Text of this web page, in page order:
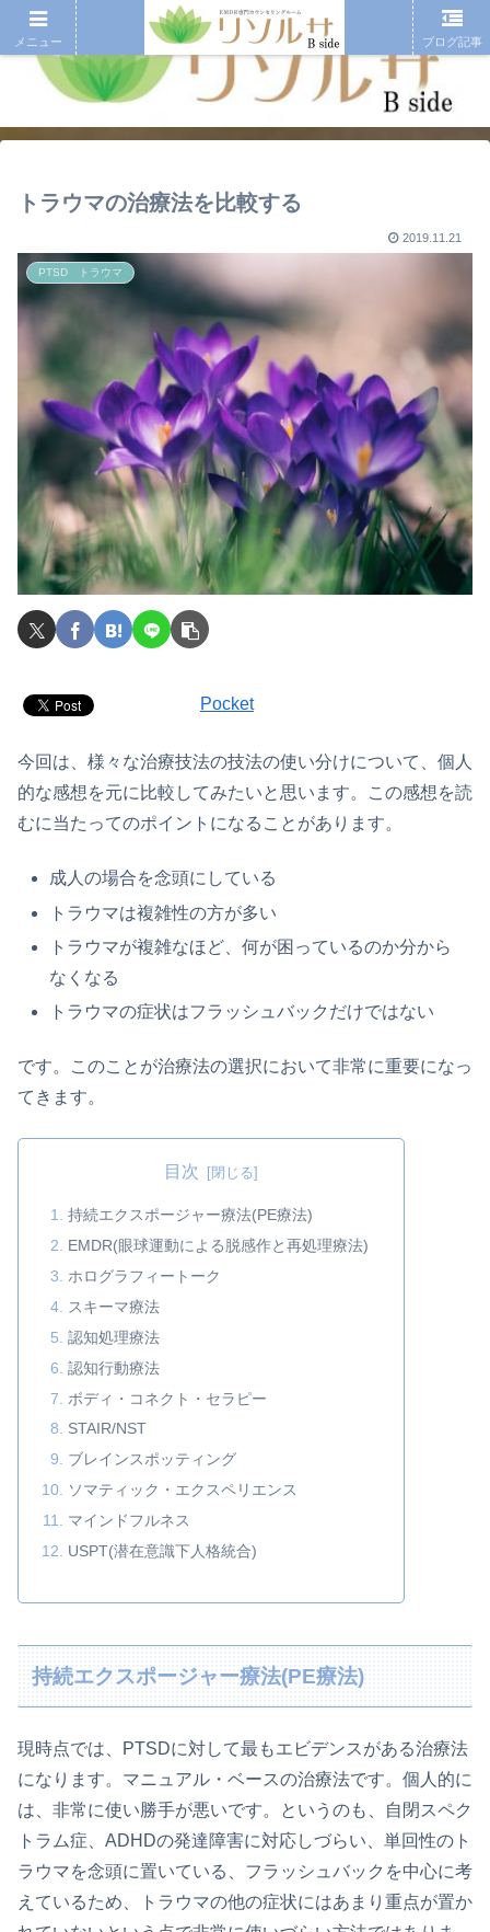
トラウマの治療法を比較する
2019.11.21
PTSD トラウマ
Pocket
今回は、様々な治療技法の技法の使い分けについて、個人
的な感想を元に比較してみたいと思います。この感想を読
むに当たってのポイントになることがあります。
成人の場合を念頭にしている
トラウマは複雑性の方が多い
トラウマが複雑なほど、何が困っているのか分から
なくなる
トラウマの症状はフラッシュバックだけではない
です。このことが治療法の選択において非常に重要になっ
てきます。
目次
持続エクスポージャー療法(PE療法)
EMDR(眼球運動による脱感作と再処理療法)
ホログラフィートーク
スキーマ療法
認知処理療法
認知行動療法
ボディ・コネクト・セラピー
STAIR/NST
ブレインスポッティング
ソマティック・エクスペリエンス
マインドフルネス
USPT(潜在意識下人格統合)
持続エクスポージャー療法(PE療法)
現時点では、PTSDに対して最もエビデンスがある治療法
になります。マニュアル・ベースの治療法です。個人的に
は、非常に使い勝手が悪いです。というのも、自閉スペク
トラム症、ADHDの発達障害に対応しづらい、単回性のト
ラウマを念頭に置いている、フラッシュバックを中心に考
えているため、トラウマの他の症状にはあまり重点が置か
メニュー ブログ記事